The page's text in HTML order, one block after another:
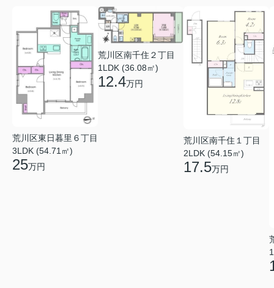
荒川区東日暮里６丁目
3LDK (54.71㎡)
25万円
荒川区南千住２丁目
1LDK (36.08㎡)
12.4万円
荒川区南千住１丁目
2LDK (54.15㎡)
17.5万円